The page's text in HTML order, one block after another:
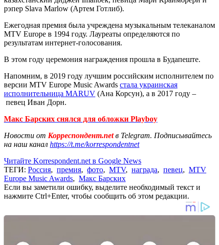
рэпер Slava Marlow (Артем Готлиб).
Ежегодная премия была учреждена музыкальным телеканалом
MTV Europe в 1994 году. Лауреаты определяются по
результатам интернет-голосования.
В этом году церемония награждения прошла в Будапеште.
Напомним, в 2019 году лучшим российским исполнителем по
версии MTV Europe Music Awards стала украинская
исполнительница MARUV (Ана Корсун), а в 2017 году –
певец Иван Дорн.
Макс Барских снялся для обложки Playboy
Новости от Корреспондент.netв Telegram. Подписывайтесь
на наш канал https://t.me/korrespondentnet
Читайте Korrespondent.net в Google News
ТЕГИ: Россия, премия, фото, MTV, награда, певец, MTV
Europe Music Awards, Макс Барских
Если вы заметили ошибку, выделите необходимый текст и
нажмите Ctrl+Enter, чтобы сообщить об этом редакции.